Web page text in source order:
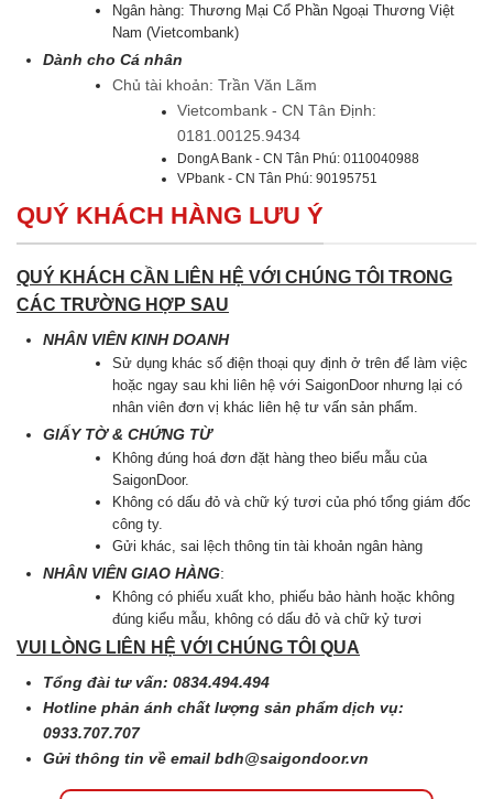
Ngân hàng: Thương Mại Cổ Phần Ngoại Thương Việt
Nam (Vietcombank)
Dành cho Cá nhân
Chủ tài khoản: Trần Văn Lãm
Vietcombank - CN Tân Định:
0181.00125.9434
DongA Bank - CN Tân Phú: 0110040988
VPbank - CN Tân Phú: 90195751
QUÝ KHÁCH HÀNG LƯU Ý
QUÝ KHÁCH CẦN LIÊN HỆ VỚI CHÚNG TÔI TRONG
CÁC TRƯỜNG HỢP SAU
NHÂN VIÊN KINH DOANH
Sử dụng khác số điện thoại quy định ở trên để làm việc
hoặc ngay sau khi liên hệ với SaigonDoor nhưng lại có
nhân viên đơn vị khác liên hệ tư vấn sản phẩm.
GIẤY TỜ & CHỨNG TỪ
Không đúng hoá đơn đặt hàng theo biểu mẫu của
SaigonDoor.
Không có dấu đỏ và chữ ký tươi của phó tổng giám đốc
công ty.
Gửi khác, sai lệch thông tin tài khoản ngân hàng
NHÂN VIÊN GIAO HÀNG:
Không có phiếu xuất kho, phiếu bảo hành hoặc không
đúng kiểu mẫu, không có dấu đỏ và chữ kỷ tươi
VUI LÒNG LIÊN HỆ VỚI CHÚNG TÔI QUA
Tổng đài tư vấn: 0834.494.494
Hotline phản ánh chất lượng sản phẩm dịch vụ:
0933.707.707
Gửi thông tin về emailbdh@saigondoor.vn